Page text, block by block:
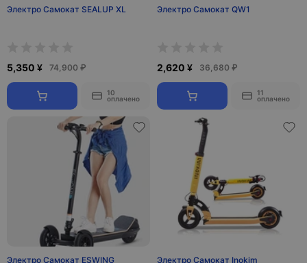
Электро Самокат SEALUP XL
5,350 ¥ 74,900 ₽
10
оплачено
Электро Самокат QW1
2,620 ¥ 36,680 ₽
11
оплачено
Электро Самокат ESWING Электро Самокат Inokim